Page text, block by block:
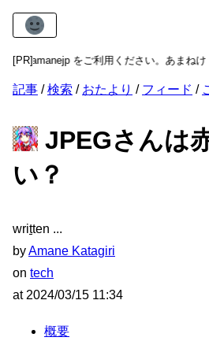
[PR]
をご利用ください。あまねけ！はみな
記事 検索 おたより フィード
JPEGさんは
い？
written
byAmane Katagiri
on tech
at 2024/03/15 11:34
概要